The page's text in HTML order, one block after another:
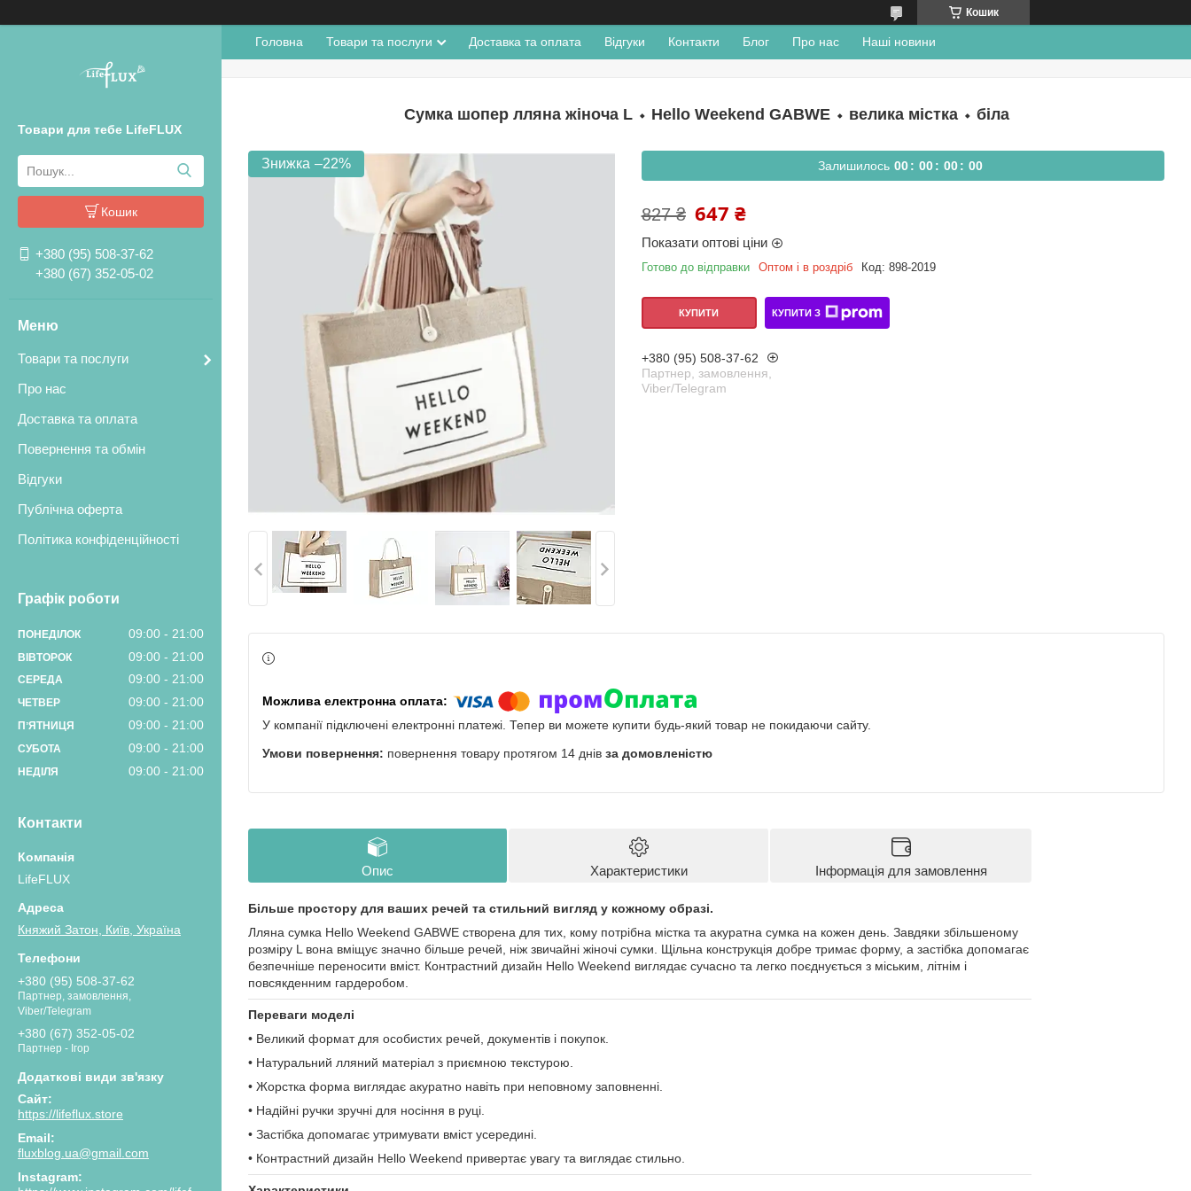
Кошик
Товари для тебе LifeFLUX
Кошик
+380 (95) 508-37-62
+380 (67) 352-05-02
Товари та послуги
Про нас
Доставка та оплата
Повернення та обмін
Відгуки
Публічна оферта
Політика конфіденційності
Графік роботи
ПОНЕДІЛОК 09:00 21:00
ВІВТОРОК 09:00 21:00
СЕРЕДА 09:00 21:00
ЧЕТВЕР 09:00 21:00
ПʼЯТНИЦЯ 09:00 21:00
СУБОТА 09:00 21:00
НЕДІЛЯ 09:00 21:00
Контакти
LifeFLUX
Княжий Затон, Київ, Україна
+380 (95) 508-37-62
Партнер, замовлення,
Viber/Telegram
+380 (67) 352-05-02
Партнер - Ігор
https://lifeflux.store
fluxblog.ua@gmail.com
Instagram
Головна Товари та послуги Доставка та оплата Відгуки Контакти Блог Про нас Наші новини
Сумка шопер лляна жіноча L ⬩ Hello Weekend GABWE ⬩ велика містка ⬩ біла
–22% Залишилось 00 00 00 00
827 ₴ 647 ₴
Показати оптові ціни
Готово до відправки Оптом і в роздріб Код: 898-2019
КУПИТИ КУПИТИ З
+380 (95) 508-37-62
Партнер, замовлення,
Viber/Telegram
У компанії підключені електронні платежі. Тепер ви можете купити будь-який товар не покидаючи сайту.
повернення товару протягом 14 днів за домовленістю
Опис Характеристики Інформація для замовлення
Більше простору для ваших речей та стильний вигляд у кожному образі.
Лляна сумка Hello Weekend GABWE створена для тих, кому потрібна містка та акуратна сумка на кожен день. Завдяки збільшеному
розміру L вона вміщує значно більше речей, ніж звичайні жіночі сумки. Щільна конструкція добре тримає форму, а застібка допомагає
безпечніше переносити вміст. Контрастний дизайн Hello Weekend виглядає сучасно та легко поєднується з міським, літнім і
повсякденним гардеробом.
Переваги моделі
• Великий формат для особистих речей, документів і покупок.
• Натуральний лляний матеріал з приємною текстурою.
• Жорстка форма виглядає акуратно навіть при неповному заповненні.
• Надійні ручки зручні для носіння в руці.
• Застібка допомагає утримувати вміст усередині.
• Контрастний дизайн Hello Weekend привертає увагу та виглядає стильно.